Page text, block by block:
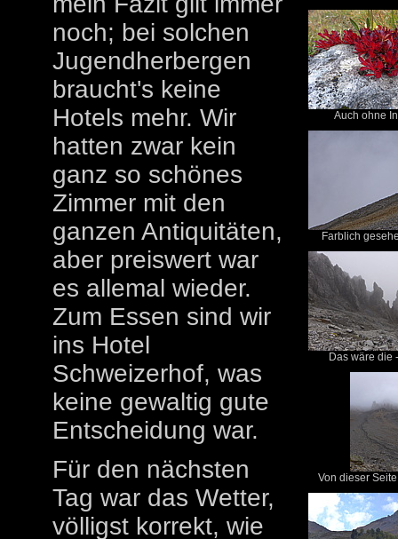
noch; bei solchen
Jugendherbergen
braucht's keine
Hotels mehr. Wir
hatten zwar kein
ganz so schönes
Zimmer mit den
ganzen Antiquitäten,
aber preiswert war
es allemal wieder.
Zum Essen sind wir
ins Hotel
Schweizerhof, was
keine gewaltig gute
Entscheidung war.
Für den nächsten
Tag war das Wetter,
völligst korrekt, wie
Auch ohne
Farblich
Das wäre die
Von dieser